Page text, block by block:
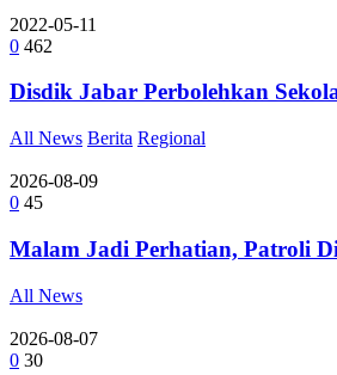
2022-05-11
0 462
Disdik Jabar Perbolehkan
All News Berita Regional
2026-08-09
0 45
Malam Jadi Perhatian, Patroli
All News
2026-08-07
0 30